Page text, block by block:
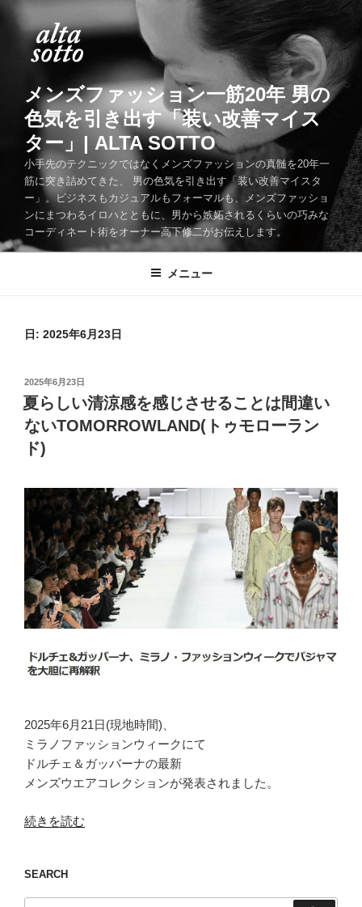
メンズファッション一筋20年 男の
色気を引き出す「装い改善マイス
ター」| ALTA SOTTO
小手先のテクニックではなくメンズファッションの真髄を20年一
筋に突き詰めてきた、 男の色気を引き出す「装い改善マイスタ
ー」。ビジネスもカジュアルもフォーマルも、メンズファッショ
ンにまつわるイロハとともに、男から嫉妬されるくらいの巧みな
コーディネート術をオーナー高下修二がお伝えします。
メニュー
日: 2025年6月23日
投
稿
日:
2025年6月23日
夏らしい清涼感を感じさせることは間違い
ないTOMORROWLAND(トゥモローラン
ド)
2025年6月21日(現地時間)、
ミラノファッションウィークにて
ドルチェ＆ガッバーナの最新
メンズウエアコレクションが発表されました。
“夏
い
清
続きを読む
SEARCH